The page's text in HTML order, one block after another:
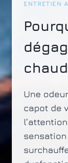
ENTRETIEN
Une
capot de